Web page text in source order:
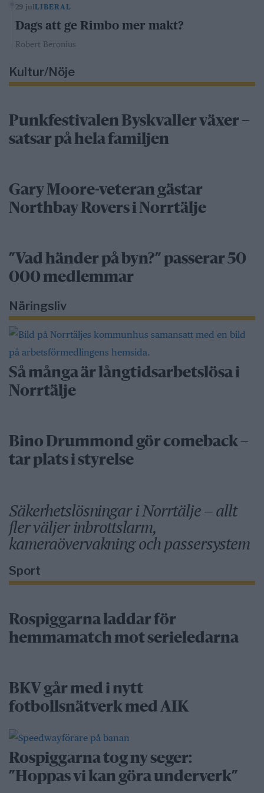
29 julLIBERAL
Dags att ge Rimbo mer makt?
Robert Beronius
Kultur/Nöje
Punkfestivalen Byskvaller växer –
satsar på hela familjen
Gary Moore-veteran gästar
Northbay Rovers i Norrtälje
”Vad händer på byn?” passerar 50
000 medlemmar
Näringsliv
Så många är långtidsarbetslösa i
Norrtälje
Bino Drummond gör comeback –
tar plats i styrelse
Säkerhetslösningar i Norrtälje – allt
fler väljer inbrottslarm,
kameraövervakning och passersystem
Sport
Rospiggarna laddar för
hemmamatch mot serieledarna
BKV går med i nytt
fotbollsnätverk med AIK
Rospiggarna tog ny seger:
”Hoppas vi kan göra underverk”